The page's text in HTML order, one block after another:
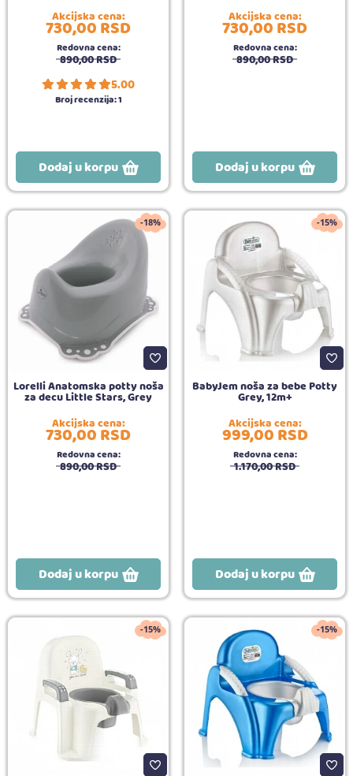
Akcijska cena:
730,00RSD
Redovna cena:
890,00RSD
5.00
Broj recenzija:1
Dodaj u korpu
Akcijska cena:
730,00RSD
Redovna cena:
890,00RSD
Dodaj u korpu
-18%
Lorelli Anatomska potty noša
za decu Little Stars, Grey
Akcijska cena:
730,00RSD
Redovna cena:
890,00RSD
Dodaj u korpu
-15%
BabyJem noša za bebe Potty
Grey, 12m+
Akcijska cena:
999,00RSD
Redovna cena:
1.170,00RSD
Dodaj u korpu
-15% -15%